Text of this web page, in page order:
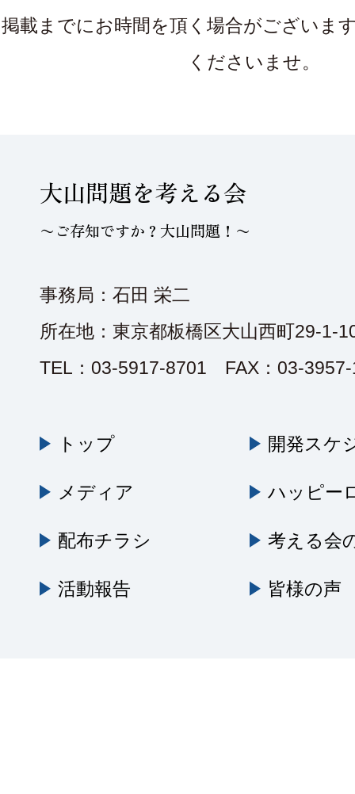
掲載までにお時間を頂く場合がございま
くださいませ。
大山問題を考える会
〜ご存知ですか？大山問題！〜
事務局：石田 栄二
所在地：東京都板橋区大山西町29-1-
TEL：03-5917-8701 FAX：03-3957-
トップ 開発スケ
メディア ハッピー
配布チラシ 考える会
活動報告 皆様の声